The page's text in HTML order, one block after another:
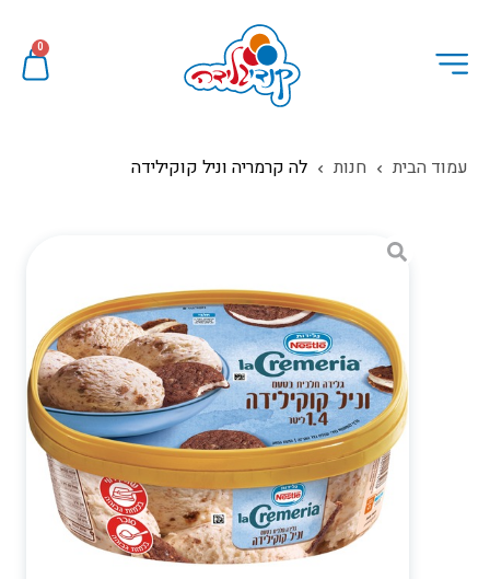
0
עמוד הבית חנות לה קרמריה וניל קוקילידה